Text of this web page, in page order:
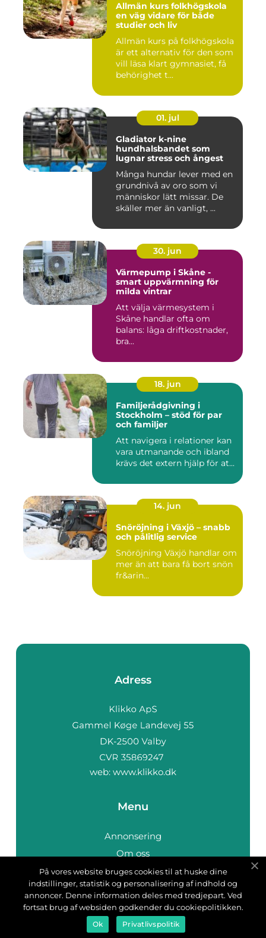
Allmän kurs folkhögskola
en väg vidare för både
studier och liv
Allmän kurs på folkhögskola
är ett alternativ för den som
vill läsa klart gymnasiet, få
behörighet t...
01. jul
Gladiator k-nine
hundhalsbandet som
lugnar stress och ångest
Många hundar lever med en
grundnivå av oro som vi
människor lätt missar. De
skäller mer än vanligt, ...
30. jun
Värmepump i Skåne -
smart uppvärmning för
milda vintrar
Att välja värmesystem i
Skåne handlar ofta om
balans: låga driftkostnader,
bra...
18. jun
Familjerådgivning i
Stockholm – stöd för par
och familjer
Att navigera i relationer kan
vara utmanande och ibland
krävs det extern hjälp för at...
14. jun
Snöröjning i Växjö – snabb
och pålitlig service
Snöröjning Växjö handlar om
mer än att bara få bort snön
fr&arin...
Adress
web: www.klikko.dk
Menu
Annonsering
Om oss
Cookies
Kontakta oss
Sitemap
På vores website bruges cookies til at huske dine
indstillinger, statistik og personalisering af indhold og
annoncer. Denne information deles med tredjepart. Ved
fortsat brug af websiden godkender du cookiepolitikken.
Ok Privatlivspolitik